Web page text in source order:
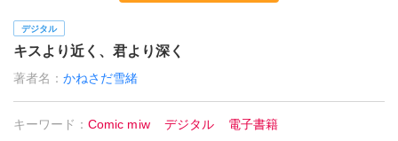
デジタル
キスより近く、君より深く
著者名：かねさだ雪緒
キーワード：Comic miw デジタル
電子書籍